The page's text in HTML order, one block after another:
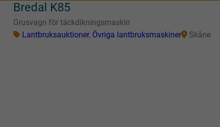
Bredal K85
Grusvagn för täckdikningsmaskin
Lantbruksauktioner, Övriga lantbruksmaskiner Skåne